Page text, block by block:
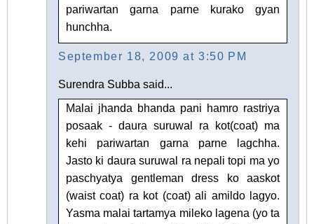
pariwartan garna parne kurako gyan
hunchha.
September 18, 2009 at 3:50 PM
Surendra Subba said...
Malai jhanda bhanda pani hamro rastriya
posaak - daura suruwal ra kot(coat) ma
kehi pariwartan garna parne lagchha.
Jasto ki daura suruwal ra nepali topi ma yo
paschyatya gentleman dress ko aaskot
(waist coat) ra kot (coat) ali amildo lagyo.
Yasma malai tartamya mileko lagena (yo ta